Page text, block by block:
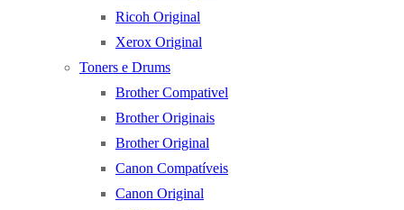
Ricoh Original
Xerox Original
Toners e Drums
Brother Compativel
Brother Originais
Brother Original
Canon Compatíveis
Canon Original